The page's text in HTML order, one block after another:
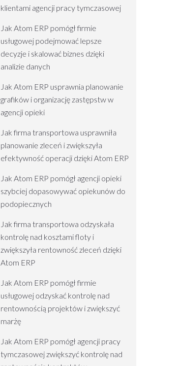
klientami agencji pracy tymczasowej
Jak Atom ERP pomógł firmie
usługowej podejmować lepsze
decyzje i skalować biznes dzięki
analizie danych
Jak Atom ERP usprawnia planowanie
grafików i organizację zastępstw w
agencji opieki
Jak firma transportowa usprawniła
planowanie zleceń i zwiększyła
efektywność operacji dzięki Atom ERP
Jak Atom ERP pomógł agencji opieki
szybciej dopasowywać opiekunów do
podopiecznych
Jak firma transportowa odzyskała
kontrolę nad kosztami floty i
zwiększyła rentowność zleceń dzięki
Atom ERP
Jak Atom ERP pomógł firmie
usługowej odzyskać kontrolę nad
rentownością projektów i zwiększyć
marżę
Jak Atom ERP pomógł agencji pracy
tymczasowej zwiększyć kontrolę nad